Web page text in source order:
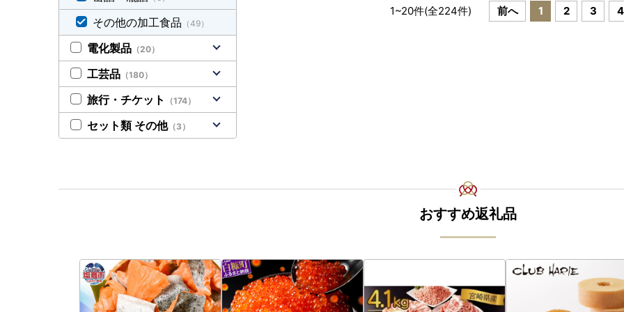
1~20件(全224件) 前へ 1 2 3 4
その他の加工食品 （49）
電化製品 （20）
工芸品 （180）
旅行・チケット （174）
セット類 その他（3）
おすすめ返礼品